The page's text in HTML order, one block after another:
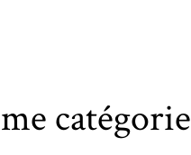
catégorie